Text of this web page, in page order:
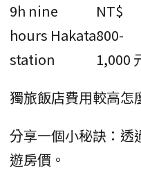
9h nine
hours Hakata
station
NT$
800-
1,000
獨旅飯店費用較高怎
分享一個小秘訣：透
遊房價。